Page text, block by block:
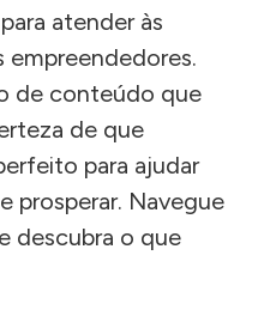
atender às
empreendedores.
de conteúdo que
de que
para ajudar
prosperar. Navegue
descubra o que